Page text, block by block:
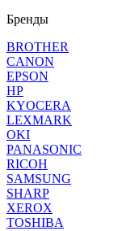
Бренды
BROTHER
CANON
EPSON
HP
KYOCERA
LEXMARK
OKI
PANASONIC
RICOH
SAMSUNG
SHARP
XEROX
TOSHIBA